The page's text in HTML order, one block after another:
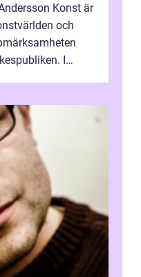
Konst är
och
I